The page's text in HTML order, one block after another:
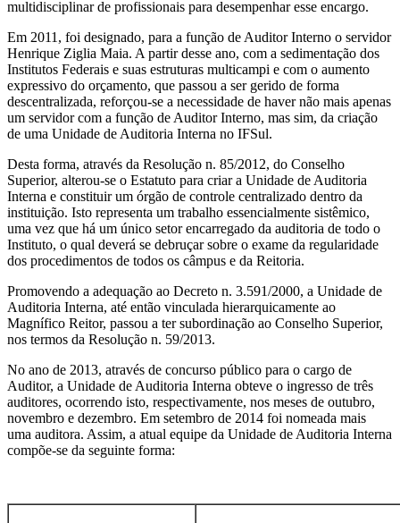
multidisciplinar de profissionais para desempenhar esse encargo.
Em 2011, foi designado, para a função de Auditor Interno o servidor
Henrique Ziglia Maia. A partir desse ano, com a sedimentação dos
Institutos Federais e suas estruturas multicampi e com o aumento
expressivo do orçamento, que passou a ser gerido de forma
descentralizada, reforçou-se a necessidade de haver não mais apenas
um servidor com a função de Auditor Interno, mas sim, da criação
de uma Unidade de Auditoria Interna no IFSul.
Desta forma, através da Resolução n. 85/2012, do Conselho
Superior, alterou-se o Estatuto para criar a Unidade de Auditoria
Interna e constituir um órgão de controle centralizado dentro da
instituição. Isto representa um trabalho essencialmente sistêmico,
uma vez que há um único setor encarregado da auditoria de todo o
Instituto, o qual deverá se debruçar sobre o exame da regularidade
dos procedimentos de todos os câmpus e da Reitoria.
Promovendo a adequação ao Decreto n. 3.591/2000, a Unidade de
Auditoria Interna, até então vinculada hierarquicamente ao
Magnífico Reitor, passou a ter subordinação ao Conselho Superior,
nos termos da Resolução n. 59/2013.
No ano de 2013, através de concurso público para o cargo de
Auditor, a Unidade de Auditoria Interna obteve o ingresso de três
auditores, ocorrendo isto, respectivamente, nos meses de outubro,
novembro e dezembro. Em setembro de 2014 foi nomeada mais
uma auditora. Assim, a atual equipe da Unidade de Auditoria Interna
compõe-se da seguinte forma: